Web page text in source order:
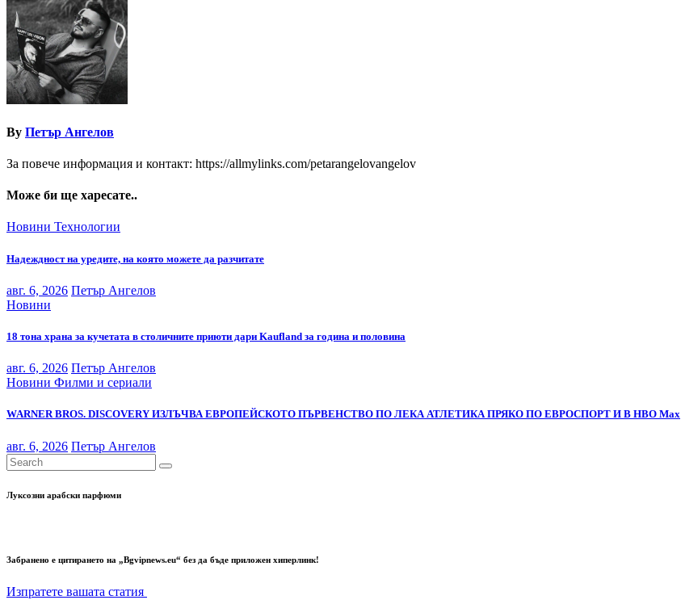
By Петър Ангелов
За повече информация и контакт: https://allmylinks.com/petarangelovangelov
Може би ще харесате..
Новини Технологии
Надеждност на уредите, на която можете да разчитате
авг. 6, 2026 Петър Ангелов
Новини
18 тона храна за кучетата в столичните приюти дари Kaufland за година и половина
авг. 6, 2026 Петър Ангелов
Новини Филми и сериали
WARNER BROS. DISCOVERY ИЗЛЪЧВА ЕВРОПЕЙСКОТО ПЪРВЕНСТВО ПО ЛЕКА АТЛЕТИКА ПРЯКО ПО ЕВРОСПОРТ И В НВО Мах
авг. 6, 2026 Петър Ангелов
Луксозни арабски парфюми
Забранено е цитирането на „Bgvipnews.eu“ без да бъде приложен хиперлинк!
Изпратете вашата статия